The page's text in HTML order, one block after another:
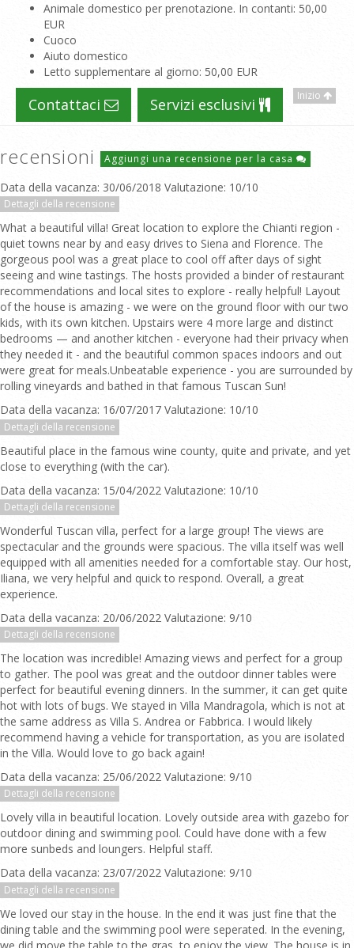
Animale domestico per prenotazione. In contanti: 50,00
EUR
Cuoco
Aiuto domestico
Letto supplementare al giorno: 50,00 EUR
Inizio
Contattaci Servizi esclusivi
recensioni Aggiungi una recensione per la casa
Data della vacanza: 30/06/2018 Valutazione: 10/10
Dettagli della recensione
What a beautiful villa! Great location to explore the Chianti region -
quiet towns near by and easy drives to Siena and Florence. The
gorgeous pool was a great place to cool off after days of sight
seeing and wine tastings. The hosts provided a binder of restaurant
recommendations and local sites to explore - really helpful! Layout
of the house is amazing - we were on the ground floor with our two
kids, with its own kitchen. Upstairs were 4 more large and distinct
bedrooms — and another kitchen - everyone had their privacy when
they needed it - and the beautiful common spaces indoors and out
were great for meals.Unbeatable experience - you are surrounded by
rolling vineyards and bathed in that famous Tuscan Sun!
Data della vacanza: 16/07/2017 Valutazione: 10/10
Dettagli della recensione
Beautiful place in the famous wine county, quite and private, and yet
close to everything (with the car).
Data della vacanza: 15/04/2022 Valutazione: 10/10
Dettagli della recensione
Wonderful Tuscan villa, perfect for a large group! The views are
spectacular and the grounds were spacious. The villa itself was well
equipped with all amenities needed for a comfortable stay. Our host,
Iliana, we very helpful and quick to respond. Overall, a great
experience.
Data della vacanza: 20/06/2022 Valutazione: 9/10
Dettagli della recensione
The location was incredible! Amazing views and perfect for a group
to gather. The pool was great and the outdoor dinner tables were
perfect for beautiful evening dinners. In the summer, it can get quite
hot with lots of bugs. We stayed in Villa Mandragola, which is not at
the same address as Villa S. Andrea or Fabbrica. I would likely
recommend having a vehicle for transportation, as you are isolated
in the Villa. Would love to go back again!
Data della vacanza: 25/06/2022 Valutazione: 9/10
Dettagli della recensione
Lovely villa in beautiful location. Lovely outside area with gazebo for
outdoor dining and swimming pool. Could have done with a few
more sunbeds and loungers. Helpful staff.
Data della vacanza: 23/07/2022 Valutazione: 9/10
Dettagli della recensione
We loved our stay in the house. In the end it was just fine that the
dining table and the swimming pool were seperated. In the evening,
we did move the table to the gras, to enjoy the view. The house is in